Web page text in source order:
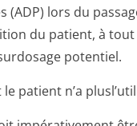
lors du
du patient, à
potentiel.
patient n’a